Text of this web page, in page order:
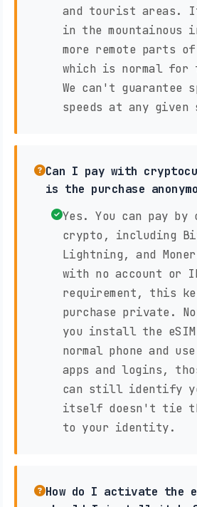
and tourist areas. It
in the mountainous
more remote parts
which is normal
We can't guarantee
speeds at any given
Can I pay with
is the purchase
Yes. You can pay
crypto, including
Lightning, and
with no account or
requirement, this
purchase private.
you install the eSIM
normal phone and
apps and logins,
can still identify
itself doesn't tie
to your identity.
How do I activate the